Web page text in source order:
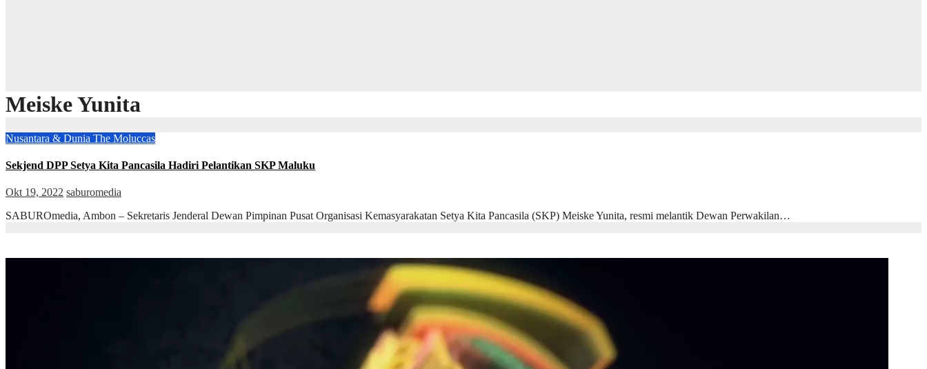
Meiske Yunita
Nusantara & Dunia The Moluccas
Sekjend DPP Setya Kita Pancasila Hadiri Pelantikan SKP Maluku
Okt 19, 2022 saburomedia
SABUROmedia, Ambon – Sekretaris Jenderal Dewan Pimpinan Pusat Organisasi Kemasyarakatan Setya Kita Pancasila (SKP) Meiske Yunita, resmi melantik Dewan Perwakilan…